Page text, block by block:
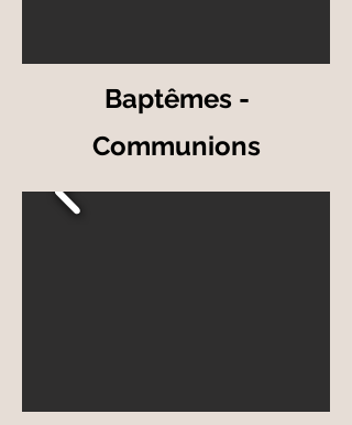
Baptêmes -
Communions